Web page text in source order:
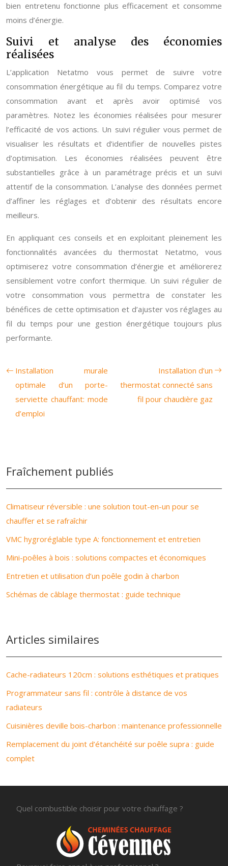
bien entretenu fonctionne plus efficacement et consomme
moins d’énergie.
Suivi et analyse des économies
réalisées
L’application Netatmo vous permet de suivre votre
consommation énergétique au fil du temps. Comparez votre
consommation avant et après avoir optimisé vos
paramètres. Notez les économies réalisées pour mesurer
l’efficacité de vos actions. Un suivi régulier vous permet de
visualiser les résultats et d’identifier de nouvelles pistes
d’optimisation. Les économies réalisées peuvent être
substantielles grâce à un paramétrage précis et un suivi
attentif de la consommation. L’analyse des données permet
d’affiner les réglages et d’obtenir des résultats encore
meilleurs.
En appliquant ces conseils et en exploitant pleinement les
fonctionnalités avancées du thermostat Netatmo, vous
optimiserez votre consommation d’énergie et améliorerez
sensiblement votre confort thermique. Un suivi régulier de
votre consommation vous permettra de constater les
bénéfices de cette optimisation et d’ajuster vos réglages au
fil du temps pour une gestion énergétique toujours plus
performante.
Installation murale
optimale d’un porte-
serviette chauffant: mode
d’emploi
Installation d’un
thermostat connecté sans
fil pour chaudière gaz
Fraîchement publiés
Climatiseur réversible : une solution tout-en-un pour se
chauffer et se rafraîchir
VMC hygroréglable type A: fonctionnement et entretien
Mini-poêles à bois : solutions compactes et économiques
Entretien et utilisation d’un poêle godin à charbon
Schémas de câblage thermostat : guide technique
Articles similaires
Cache-radiateurs 120cm : solutions esthétiques et pratiques
Programmateur sans fil : contrôle à distance de vos
radiateurs
Cuisinières deville bois-charbon : maintenance professionnelle
Remplacement du joint d’étanchéité sur poêle supra : guide
complet
Quel combustible choisir pour votre chauffage ?